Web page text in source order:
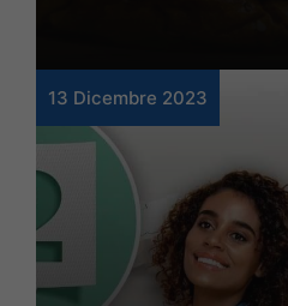
13 Dicembre 2023